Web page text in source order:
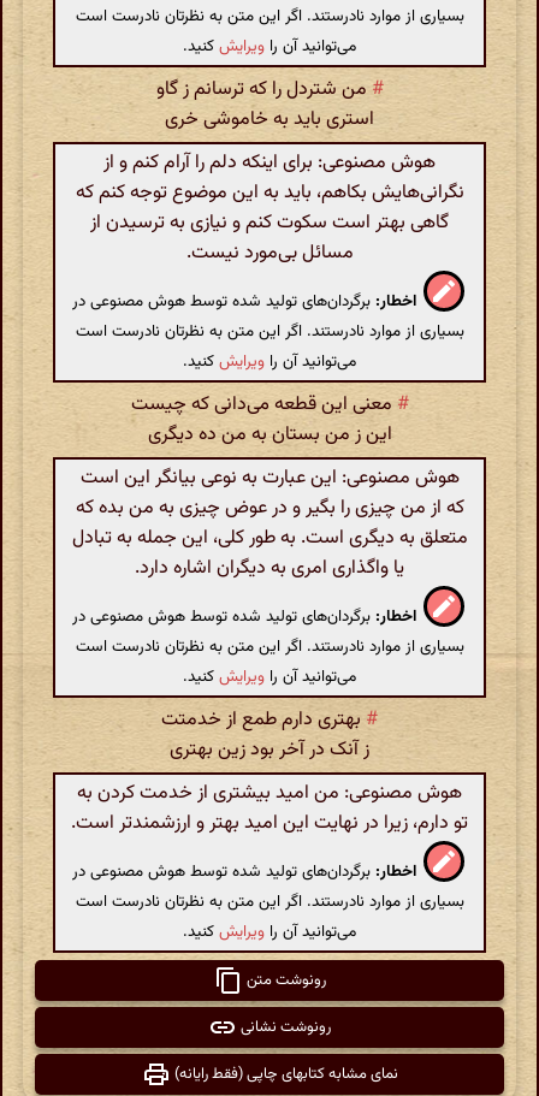
بسیاری از موارد نادرستند. اگر این متن به نظرتان نادرست است
می‌توانید آن را ویرایشکنید.
# من شتردل را که ترسانم ز گاو
استری باید به خاموشی خری
هوش مصنوعی: برای اینکه دلم را آرام کنم و از
نگرانی‌هایش بکاهم، باید به این موضوع توجه کنم که
گاهی بهتر است سکوت کنم و نیازی به ترسیدن از
مسائل بی‌مورد نیست.
اخطار: برگردان‌های تولید شده توسط هوش مصنوعی در
بسیاری از موارد نادرستند. اگر این متن به نظرتان نادرست است
می‌توانید آن را ویرایشکنید.
# معنی این قطعه می‌دانی که چیست
این ز من بستان به من ده دیگری
هوش مصنوعی: این عبارت به نوعی بیانگر این است
که از من چیزی را بگیر و در عوض چیزی به من بده که
متعلق به دیگری است. به طور کلی، این جمله به تبادل
یا واگذاری امری به دیگران اشاره دارد.
اخطار: برگردان‌های تولید شده توسط هوش مصنوعی در
بسیاری از موارد نادرستند. اگر این متن به نظرتان نادرست است
می‌توانید آن را ویرایشکنید.
# بهتری دارم طمع از خدمتت
ز آنک در آخر بود زین بهتری
هوش مصنوعی: من امید بیشتری از خدمت کردن به
تو دارم، زیرا در نهایت این امید بهتر و ارزشمندتر است.
اخطار: برگردان‌های تولید شده توسط هوش مصنوعی در
بسیاری از موارد نادرستند. اگر این متن به نظرتان نادرست است
می‌توانید آن را ویرایشکنید.
رونوشت متن
رونوشت نشانی
نمای مشابه کتابهای چاپی (فقط رایانه)